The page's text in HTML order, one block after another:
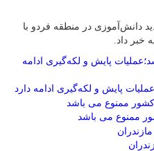
دانش‌آموزی در منطقه فردو با
خبر داد.
پایش و لکه‌گیری ادامه دارد
ممنوع می باشد